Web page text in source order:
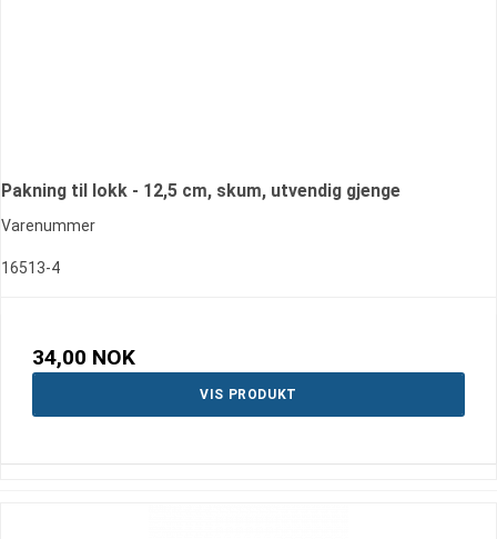
Pakning til lokk - 12,5 cm, skum, utvendig gjenge
Varenummer
16513-4
34,00 NOK
VIS PRODUKT